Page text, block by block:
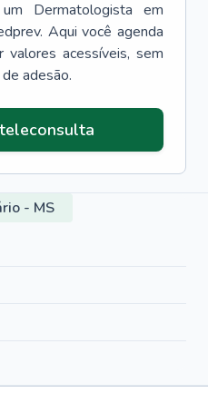
Dermatologista em
Aqui você agenda
acessíveis, sem
adesão.
- MS